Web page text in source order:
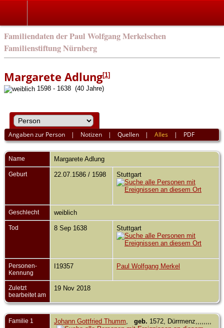
Familiendaten der Paul Wolfgang Merkelschen
Familienstiftung Nürnberg
Margarete Adlung[1]
1598 - 1638 (40 Jahre)
Angaben zur Person | Notizen |Quellen |Alles | PDF
Name Margarete Adlung
Geburt 22.07.1586 / 1598 Stuttgart
Geschlecht weiblich
Tod 8 Sep 1638 Stuttgart
Personen-
Kennung
I19357 Paul Wolfgang Merkel
Zuletzt
bearbeitet am
19 Nov 2018
Familie 1 Johann Gottfried Thumm geb. 1572, Dürrmenz,,,,,,,,